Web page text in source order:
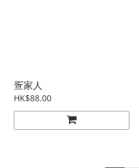
疍家人
HK$88.00